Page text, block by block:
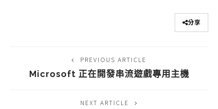
分享
PREVIOUS ARTICLE
Microsoft 正在開發串流遊戲專用主機
NEXT ARTICLE